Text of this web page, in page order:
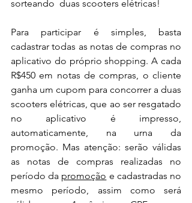
sorteando  duas scooters elétricas!
cadastrar todas as notas de compras no
aplicativo do próprio shopping. A cada
R$450 em notas de compras, o cliente
ganha um cupom para concorrer a duas
scooters elétricas, que ao ser resgatado
no aplicativo é impresso,
automaticamente, na urna da
promoção. Mas atenção: serão válidas
as notas de compras realizadas no
período da promoção e cadastradas no
mesmo período, assim como será